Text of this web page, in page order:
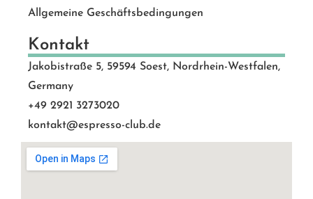
Allgemeine Geschäftsbedingungen
Kontakt
Jakobistraße 5, 59594 Soest, Nordrhein-Westfalen,
Germany
+49 2921 3273020
kontakt@espresso-club.de